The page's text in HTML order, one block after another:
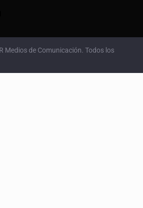
Medios de Comunicación. Todos los